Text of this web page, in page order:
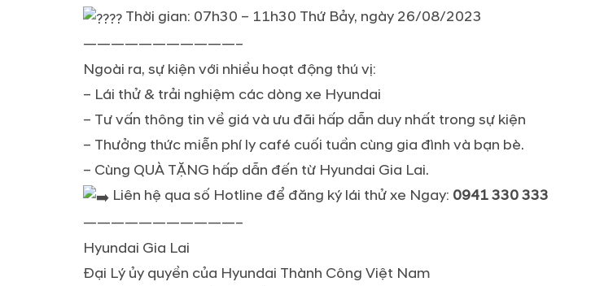
Thời gian: 07h30 – 11h30 Thứ Bảy, ngày 26/08/2023
———————————–
Ngoài ra, sự kiện với nhiều hoạt động thú vị:
– Lái thử & trải nghiệm các dòng xe Hyundai
– Tư vấn thông tin về giá và ưu đãi hấp dẫn duy nhất trong sự kiện
– Thưởng thức miễn phí ly café cuối tuần cùng gia đình và bạn bè.
– Cùng QUÀ TẶNG hấp dẫn đến từ Hyundai Gia Lai.
Liên hệ qua số Hotline để đăng ký lái thử xe Ngay: 0941 330 333
———————————–
Hyundai Gia Lai
Đại Lý ủy quyền của Hyundai Thành Công Việt Nam